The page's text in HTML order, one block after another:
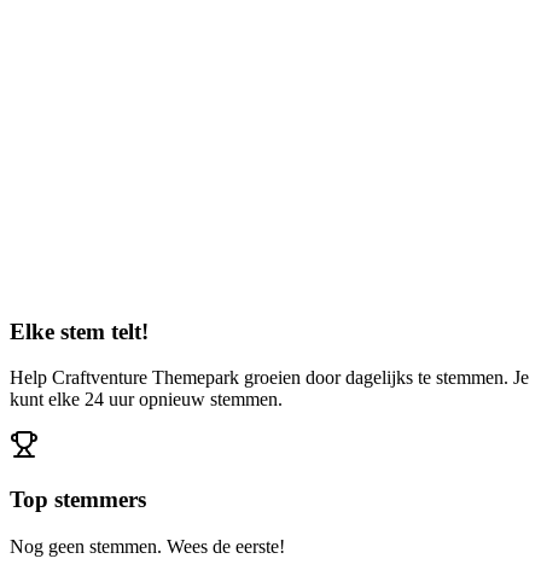
Elke stem telt!
Help Craftventure Themepark groeien door dagelijks te stemmen. Je
kunt elke 24 uur opnieuw stemmen.
Top stemmers
Nog geen stemmen. Wees de eerste!